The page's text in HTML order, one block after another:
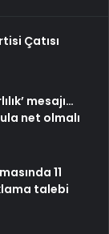
Çatısı
mesajı…
net olmalı
11
talebi